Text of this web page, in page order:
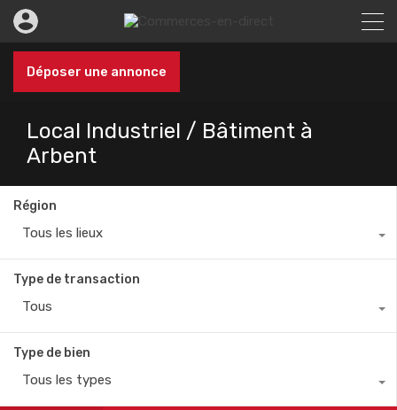
Déposer une annonce
Local Industriel / Bâtiment à
Arbent
Région
Tous les lieux
Type de transaction
Tous
Type de bien
Tous les types